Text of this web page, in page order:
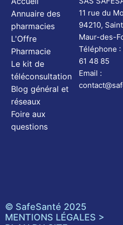
11 rue du
94210,
Maur-des-
Téléphone :
61 48 85
Email :
Annuaire des
pharmacies
L'Offre
Pharmacie
Le kit de
téléconsultation
Blog général et
réseaux
Foire aux
questions
© SafeSanté 2025
MENTIONS LÉGALES >